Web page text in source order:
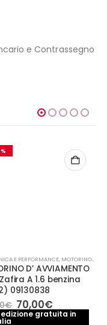
e Contrassegno
E PERFORMANCE, MOTORINO AVVIAMENTO
D’ AVVIAMENTO
Zafira A 1.6 benzina
09130838
€ Il
prezzo
70,00€Il
prezzo
gratuita in